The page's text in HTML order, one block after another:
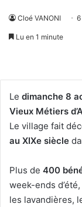
Cloé VANONI 6
Lu en 1 minute
Le dimanche 8
Vieux Métiers
Le village fait
au XIXe siècle
Plus de 400
week-ends d’été,
les lavandières,